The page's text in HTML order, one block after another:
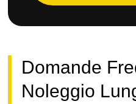
Domande
Noleggio